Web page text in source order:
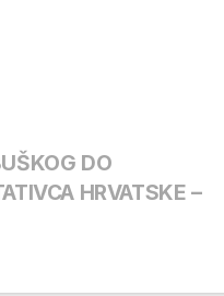
DO
HRVATSKE –